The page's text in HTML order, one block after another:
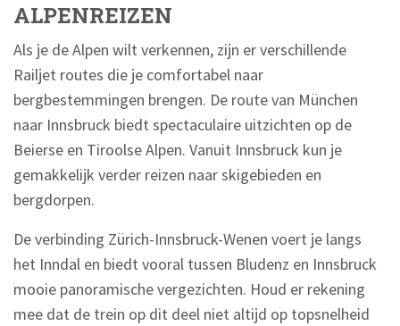
ALPENREIZEN
Als je de Alpen wilt verkennen, zijn er verschillende
Railjet routes die je comfortabel naar
bergbestemmingen brengen. De route van München
naar Innsbruck biedt spectaculaire uitzichten op de
Beierse en Tiroolse Alpen. Vanuit Innsbruck kun je
gemakkelijk verder reizen naar skigebieden en
bergdorpen.
De verbinding Zürich-Innsbruck-Wenen voert je langs
het Inndal en biedt vooral tussen Bludenz en Innsbruck
mooie panoramische vergezichten. Houd er rekening
mee dat de trein op dit deel niet altijd op topsnelheid